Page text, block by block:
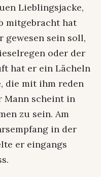
Lieblingsjacke,
mitgebracht hat
sein soll,
oder der
hat er ein Lächeln
die mit ihm reden
Mann scheint in
zu sein. Am
in der
er eingangs